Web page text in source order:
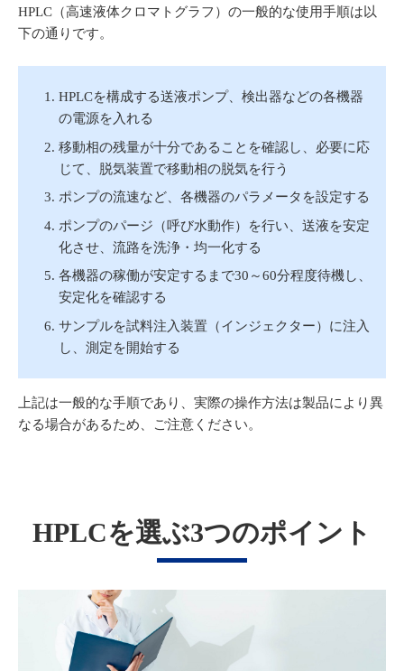
HPLC（高速液体クロマトグラフ）の一般的な使用手順は以
下の通りです。
HPLCを構成する送液ポンプ、検出器などの各機器
の電源を入れる
移動相の残量が十分であることを確認し、必要に応
じて、脱気装置で移動相の脱気を行う
ポンプの流速など、各機器のパラメータを設定する
ポンプのパージ（呼び水動作）を行い、送液を安定
化させ、流路を洗浄・均一化する
各機器の稼働が安定するまで30～60分程度待機し、
安定化を確認する
サンプルを試料注入装置（インジェクター）に注入
し、測定を開始する
上記は一般的な手順であり、実際の操作方法は製品により異
なる場合があるため、ご注意ください。
HPLCを選ぶ3つのポイント